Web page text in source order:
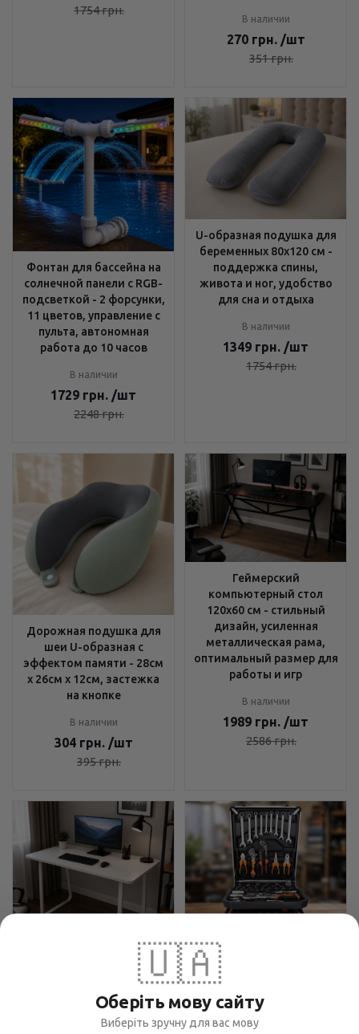
1754грн.
В наличии
270 грн. /шт
351грн.
Фонтан для бассейна на
солнечной панели с RGB-
подсветкой - 2 форсунки,
11 цветов, управление с
пульта, автономная
работа до 10 часов
В наличии
1729 грн. /шт
2248грн.
U-образная подушка для
беременных 80x120 см -
поддержка спины,
живота и ног, удобство
для сна и отдыха
В наличии
1349 грн. /шт
1754грн.
Дорожная подушка для
шеи U-образная с
эффектом памяти - 28см
х 26см х 12см, застежка
на кнопке
В наличии
304 грн. /шт
395грн.
Геймерский
компьютерный стол
120х60 см - стильный
дизайн, усиленная
металлическая рама,
оптимальный размер для
работы и игр
В наличии
1989 грн. /шт
2586грн.
Компьютерный стол
120х60 см Бежевый -
Минималистичный
дизайн, Закругленные
Набор инструментов Tool
Set 235 предметов - для
ремонта и обслуживания,
чемодан с колесами,
🇺🇦
Оберіть мову сайту
Виберіть зручну для вас мову